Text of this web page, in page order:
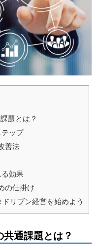
題とは？
ップ
善法
効果
の仕掛け
ドリブン経営を始めよう
共通課題とは？